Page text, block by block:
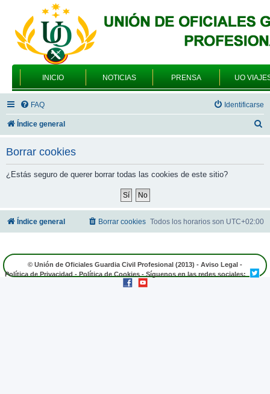
INICIO NOTICIAS PRENSA UO
FAQ Identificarse
Índice general
Borrar cookies
¿Estás seguro de querer borrar todas las cookies de este sitio?
Índice general Todos los horarios son UTC+02:00
Borrar cookies
© Unión de Oficiales Guardia Civil Profesional (2013) - Aviso Legal -
Política de Privacidad - Política de Cookies - Síguenos en las redes sociales: